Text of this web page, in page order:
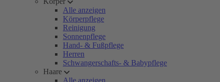
Alle anzeigen
Körperpflege
Reinigung
Sonnenpflege
Hand- & Fußpflege
Herren
Schwangerschafts- & Babypflege
Haare
Alle anzeigen